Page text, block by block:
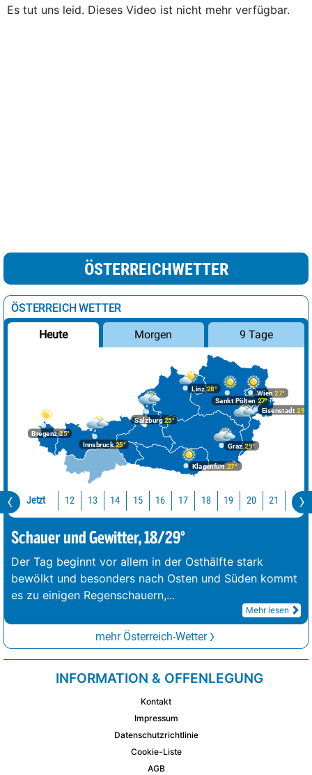
Es tut uns leid. Dieses Video ist nicht mehr verfügbar.
ÖSTERREICHWETTER
ÖSTERREICH WETTER
Heute Morgen 9 Tage
Bregenz25°
Graz29°
Innsbruck25°
Klagenfurt 27°
Linz28°
Salzburg25°
Wien 27°
Eisenstadt 29°
Sankt Pölten 27°
Jetzt 12 13 14 15 16 17 18 19 20 21 22
Schauer und Gewitter, 18/29°
Der Tag beginnt vor allem in der Osthälfte stark
bewölkt und besonders nach Osten und Süden kommt
es zu einigen Regenschauern,...
Mehr lesen
mehr Österreich-Wetter
INFORMATION & OFFENLEGUNG
Kontakt
Impressum
Datenschutzrichtlinie
Cookie-Liste
AGB